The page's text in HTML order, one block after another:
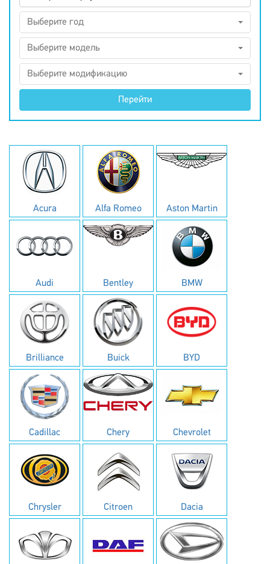
Выберите год
Выберите модель
Выберите модификацию
Перейти
Acura Alfa Romeo Aston Martin
Audi Bentley BMW
Brilliance Buick BYD
Cadillac Chery Chevrolet
Chrysler Citroen Dacia